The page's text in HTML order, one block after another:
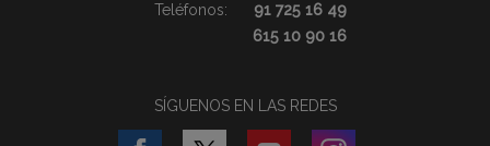
Teléfonos:
91 725 16 49
615 10 90 16
SÍGUENOS EN LAS REDES